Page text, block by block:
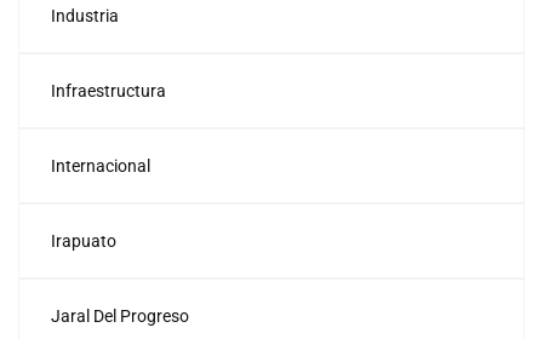
Industria
Infraestructura
Internacional
Irapuato
Jaral Del Progreso